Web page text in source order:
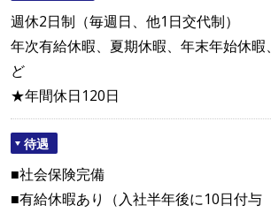
週休2日制（毎週日、他1日交代制）
年次有給休暇、夏期休暇、年末年始休暇
ど
★年間休日120日
待遇
■社会保険完備
■有給休暇あり（入社半年後に10日付